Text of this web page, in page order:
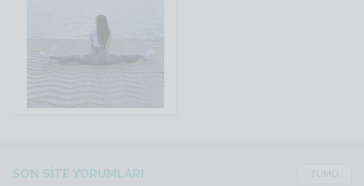
SON SİTE YORUMLARI TÜMÜ